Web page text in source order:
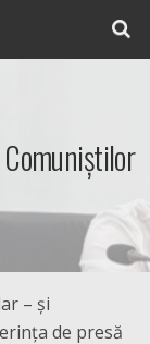
Comuniștilor
– și
de presă